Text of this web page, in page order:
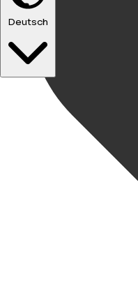
Deutsch